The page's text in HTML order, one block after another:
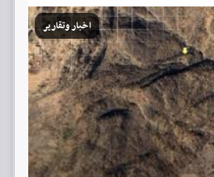
اخبار وتقارير